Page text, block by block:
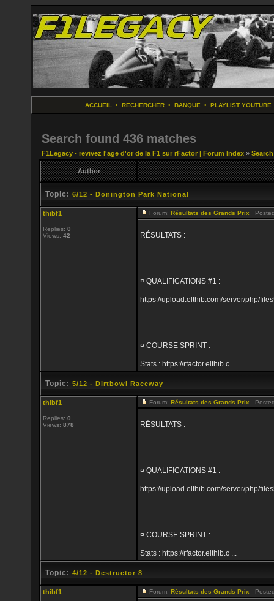
ACCUEIL • RECHERCHER• BANQUE • PLAYLIST YOUTUBE
Search found 436 matches
F1Legacy - revivez l'age d'or de la F1 sur rFactor | Forum Index » Search
Author
Topic: 6/12 - Donington Park National
thibf1
Replies: 0
Views: 42
Forum: Résultats des Grands Prix
RÉSULTATS :
¤ QUALIFICATIONS #1 :
https://upload.elthib.com/server/php/
¤ COURSE SPRINT :
Stats : https://rfactor.elthib.c ...
Topic: 5/12 - Dirtbowl Raceway
thibf1
Replies: 0
Views: 878
Forum: Résultats des Grands Prix
RÉSULTATS :
¤ QUALIFICATIONS #1 :
https://upload.elthib.com/server/php/
¤ COURSE SPRINT :
Stats : https://rfactor.elthib.c ...
Topic: 4/12 - Destructor 8
thibf1 Forum: Résultats des Grands Prix